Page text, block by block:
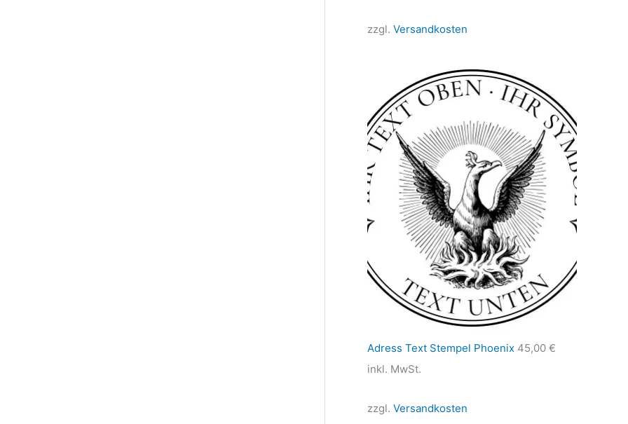
zzgl. Versandkosten
Adress Text Stempel Phoenix 45,00 €
inkl. MwSt.
zzgl. Versandkosten